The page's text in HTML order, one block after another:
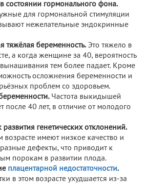
в состоянии гормонального фона.
для гормональной стимуляции
нежелательные эндокринные
тяжёлая беременность.Это тяжело в
а когда женщине за 40, вероятность
тем более падает. Кроме
осложнения беременности и
проблем со здоровьем.
Частота выкидышей
после 40 лет, в отличие от молодого
генетических отклонений.
возрасте имеют низкое качество и
дефекты, что приводит к
порокам в развитии плода.
плацентарной недостаточности.
в этом возрасте ухудшается из-за